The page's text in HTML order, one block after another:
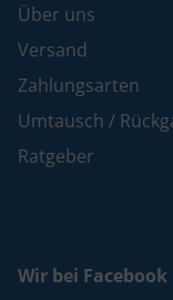
Über uns
Versand
Zahlungsarten
Umtausch /
Ratgeber
Wir bei